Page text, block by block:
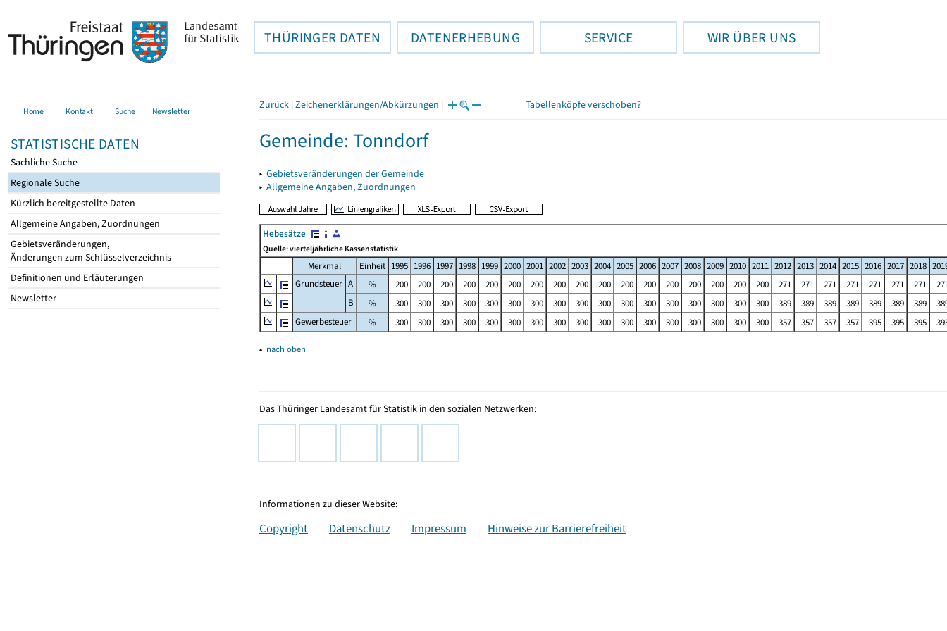
THÜRINGER DATEN DATENERHEBUNG SERVICE WIR ÜBER UNS
Home Kontakt Suche Newsletter
STATISTISCHE DATEN
Sachliche Suche
Regionale Suche
Kürzlich bereitgestellte Daten
Allgemeine Angaben, Zuordnungen
Gebietsveränderungen,
Änderungen zum Schlüsselverzeichnis
Definitionen und Erläuterungen
Newsletter
Zurück | Zeichenerklärungen/Abkürzungen | Tabellenköpfe verschoben?
Gemeinde: Tonndorf
▸ Gebietsveränderungen der Gemeinde
▸ Allgemeine Angaben, Zuordnungen
Hebesätze
Quelle: vierteljährliche Kassenstatistik
Merkmal Einheit 1995 1996 1997 1998 1999 2000 2001 2002 2003 2004 2005 2006 2007 2008 2009 2010 2011 2012 2013 2014 2015 2016 2017 2018
Grundsteuer A % 200 200 200 200 200 200 200 200 200 200 200 200 200 200 200 200 200 271 271 271 271 271 271 271
B
% 300 300 300 300 300 300 300 300 300 300 300 300 300 300 300 300 300 389 389 389 389 389 389 389
Gewerbesteuer
% 300 300 300 300 300 300 300 300 300 300 300 300 300 300 300 300 300 357 357 357 357 395 395 395
▴ nach oben
Das Thüringer Landesamt für Statistik in den sozialen Netzwerken:
Informationen zu dieser Website:
Copyright Datenschutz Impressum Hinweise zur Barrierefreiheit